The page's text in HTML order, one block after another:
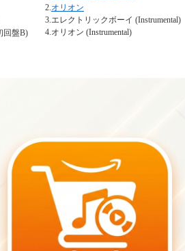
2.オリオン
3.エレクトリックボーイ (Instrumental)
4.オリオン (Instrumental)
回盤B)